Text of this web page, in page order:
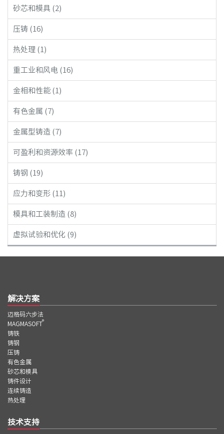
砂芯和模具 (2)
压铸 (16)
热处理 (1)
重工业和风电 (16)
金相和性能 (1)
有色金属 (7)
金属型铸造 (7)
可盈利和资源效率 (17)
铸钢 (19)
应力和变形 (11)
模具和工装制造 (8)
虚拟试验和优化 (9)
解决方案
迈格码六步法
MAGMASOFT®
铸铁
铸钢
压铸
有色金属
砂芯和模具
铸件设计
连续铸造
热处理
技术支持